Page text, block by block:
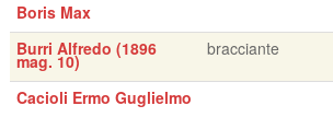
Boris Max
Burri Alfredo (1896
mag. 10)
bracciante
Cacioli Ermo Guglielmo